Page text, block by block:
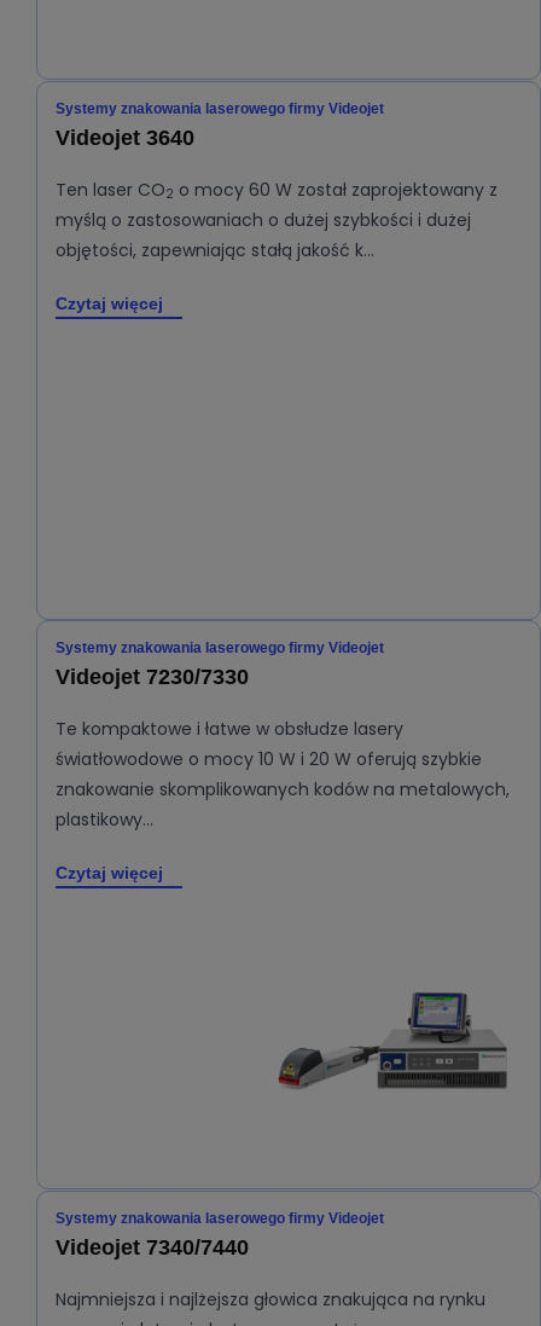
Systemy znakowania laserowego firmy Videojet
Videojet 3640
Ten laser CO2 o mocy 60 W został zaprojektowany z
myślą o zastosowaniach o dużej szybkości i dużej
objętości, zapewniając stałą jakość k…
Czytaj więcej
Systemy znakowania laserowego firmy Videojet
Videojet 7230/7330
Te kompaktowe i łatwe w obsłudze lasery
światłowodowe o mocy 10 W i 20 W oferują szybkie
znakowanie skomplikowanych kodów na metalowych,
plastikowy…
Czytaj więcej
Systemy znakowania laserowego firmy Videojet
Videojet 7340/7440
Najmniejsza i najlżejsza głowica znakująca na rynku